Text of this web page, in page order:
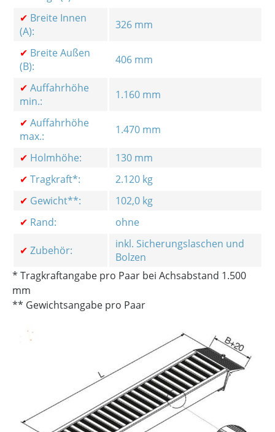
✔ Breite Innen
(A):
326 mm
✔ Breite Außen
(B):
406 mm
✔ Auffahrhöhe
min.:
1.160 mm
✔ Auffahrhöhe
max.:
1.470 mm
✔ Holmhöhe:
130 mm
✔ Tragkraft*:
2.120 kg
✔ Gewicht**:
102,0 kg
✔ Rand: ohne
✔ Zubehör:
inkl. Sicherungslaschen und
Bolzen
* Tragkraftangabe pro Paar bei Achsabstand 1.500
mm
** Gewichtsangabe pro Paar